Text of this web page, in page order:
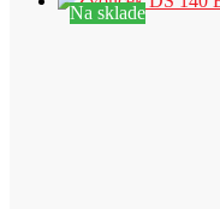
Na sklade